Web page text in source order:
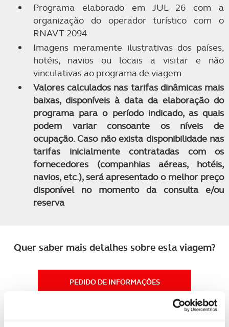
Programa elaborado em JUL 26 com a
organização do operador turístico com o
RNAVT 2094
Imagens meramente ilustrativas dos países,
hotéis, navios ou locais a visitar e não
vinculativas ao programa de viagem
Valores calculados nas tarifas dinâmicas mais
baixas, disponíveis à data da elaboração do
programa para o período indicado, as quais
podem variar consoante os níveis de
ocupação. Caso não exista disponibilidade nas
tarifas inicialmente contratadas com os
fornecedores (companhias aéreas, hotéis,
navios, etc.), será apresentado o melhor preço
disponível no momento da consulta e/ou
reserva
Quer saber mais detalhes sobre esta viagem?
PEDIDO DE INFORMAÇÕES